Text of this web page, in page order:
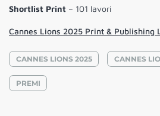
Shortlist Print – 101 lavori
Cannes Lions 2025 Print & Publishing
CANNES LIONS 2025 CANNES
PREMI